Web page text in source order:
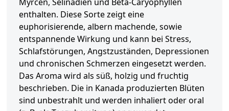
enthalten. Diese Sorte zeigt eine
euphorisierende, albern machende, sowie
entspannende Wirkung und kann bei Stress,
Schlafstörungen, Angstzuständen, Depressionen
und chronischen Schmerzen eingesetzt werden.
Das Aroma wird als süß, holzig und fruchtig
beschrieben. Die in Kanada produzierten Blüten
sind unbestrahlt und werden inhaliert oder oral